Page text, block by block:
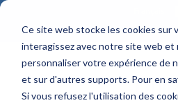
Ce site web stocke les cookies sur
interagissez avec notre site web
personnaliser votre expérience de
et sur d'autres supports. Pour en
Si vous refusez l'utilisation des